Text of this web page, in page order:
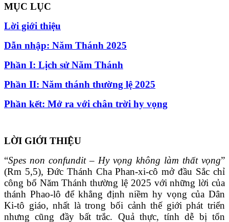
MỤC LỤC
Lời giới thiệu
Dẫn nhập: Năm Thánh 2025
Phần I: Lịch sử Năm Thánh
Phần II: Năm thánh thường lệ 2025
Phần kết: Mở ra với chân trời hy vọng
LỜI GIỚI THIỆU
“Spes non confundit – Hy vọng không làm thất vọng”
(Rm 5,5), Đức Thánh Cha Phan-xi-cô mở đầu Sắc chỉ
công bố Năm Thánh thường lệ 2025 với những lời của
thánh Phao-lô để khẳng định niềm hy vọng của Dân
Ki-tô giáo, nhất là trong bối cảnh thế giới phát triển
nhưng cũng đầy bất trắc. Quả thực, tính dễ bị tổn